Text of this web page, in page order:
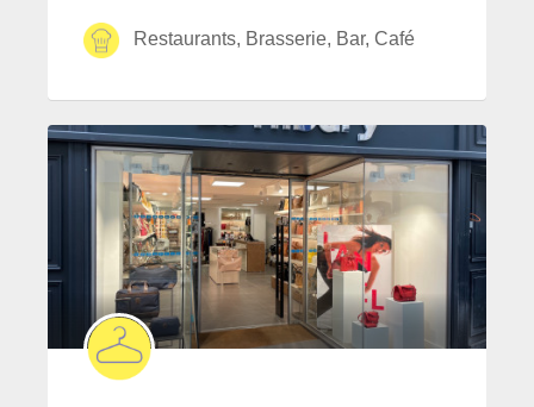
Restaurants, Brasserie, Bar, Café